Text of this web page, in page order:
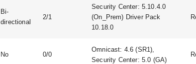
Bi-
directional
2/1
Security Center: 5.10.4.0
(On_Prem) Driver Pack
10.18.0
No 0/0
Omnicast: 4.6 (SR1),
Security Center: 5.0 (GA)